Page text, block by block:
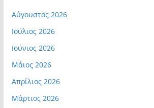
Αύγουστος 2026
Ιούλιος 2026
Ιούνιος 2026
Μάιος 2026
Απρίλιος 2026
Μάρτιος 2026